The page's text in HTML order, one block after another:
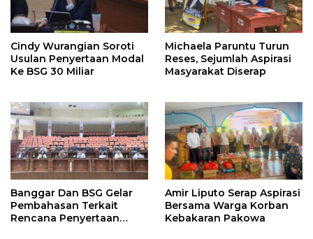
Cindy Wurangian Soroti
Usulan Penyertaan Modal
Ke BSG 30 Miliar
Michaela Paruntu Turun
Reses, Sejumlah Aspirasi
Masyarakat Diserap
Banggar Dan BSG Gelar
Pembahasan Terkait
Rencana Penyertaan
Amir Liputo Serap Aspirasi
Bersama Warga Korban
Kebakaran Pakowa